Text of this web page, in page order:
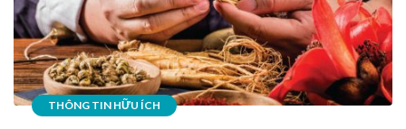
THÔNG TIN HỮU ÍCH